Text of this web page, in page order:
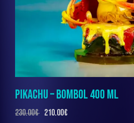
PIKACHU – BOMBOL 400 ML
230.00€ 210.00€